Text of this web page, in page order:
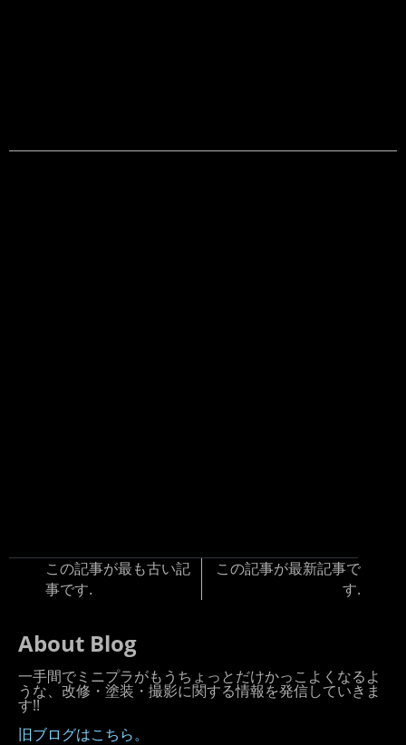
この記事が最も古い記
事です.
この記事が最新記事で
す.
About Blog
一手間でミニプラがもうちょっとだけかっこよくなるよ
うな、改修・塗装・撮影に関する情報を発信していきま
す!!
旧ブログはこちら。